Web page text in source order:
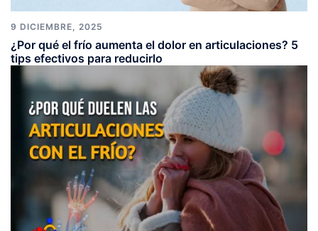
9 DICIEMBRE, 2025
¿Por qué el frío aumenta el dolor en articulaciones? 5
tips efectivos para reducirlo